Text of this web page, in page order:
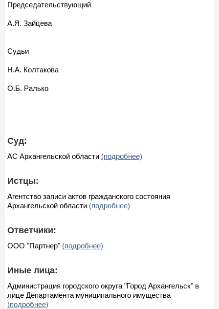
Председательствующий
А.Я. Зайцева
Судьи
Н.А. Колтакова
О.Б. Ралько
Суд:
АС Архангельской области (подробнее)
Истцы:
Агентство записи актов гражданского состояния
Архангельской области (подробнее)
Ответчики:
ООО "Партнер" (подробнее)
Иные лица:
Администрация городского округа "Город Архангельск" в
лице Департамента муниципального имущества
(подробнее)